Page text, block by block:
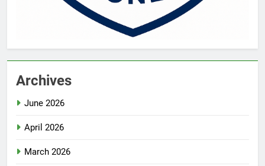
Archives
June 2026
April 2026
March 2026